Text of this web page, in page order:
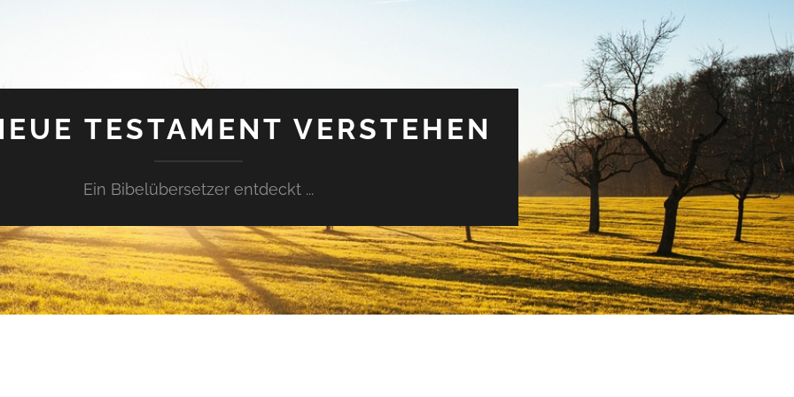
TESTAMENT VERSTEHEN
Ein Bibelübersetzer entdeckt ...